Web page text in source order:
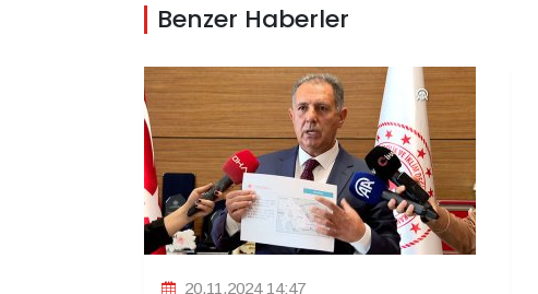
Benzer Haberler
20.11.2024 14:47